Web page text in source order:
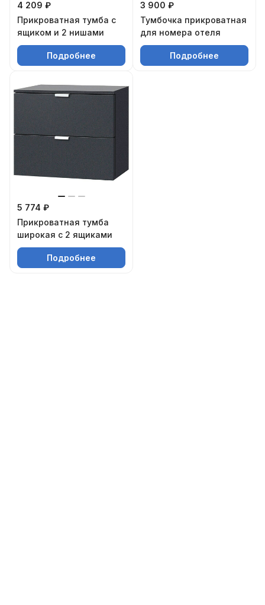
4 209 ₽
Прикроватная тумба с
ящиком и 2 нишами
Подробнее
3 900 ₽
Тумбочка прикроватная
для номера отеля
Подробнее
5 774 ₽
Прикроватная тумба
широкая с 2 ящиками
Подробнее